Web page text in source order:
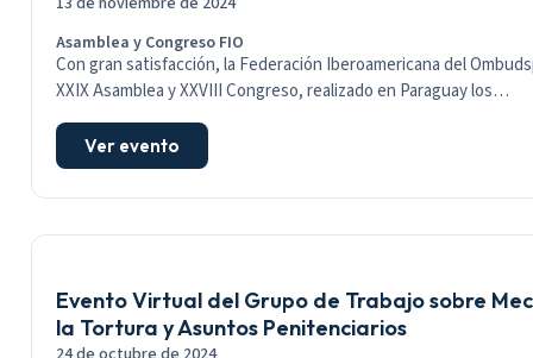
Asamblea y Congreso FIO
Con gran satisfacción, la Federación Iberoamericana del
XXIX Asamblea y XXVIII Congreso, realizado en Paraguay los…
Ver evento
Evento Virtual del Grupo de Trabajo sobre
la Tortura y Asuntos Penitenciarios